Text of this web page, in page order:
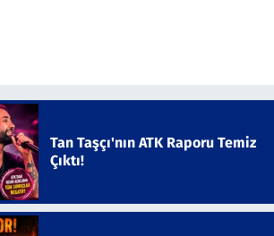
Tan Taşçı'nın ATK Raporu Temiz
Çıktı!